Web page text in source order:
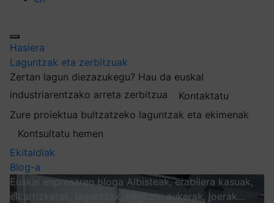
Hasiera
Laguntzak eta zerbitzuak
Zertan lagun diezazukegu? Hau da euskal
industriarentzako arreta zerbitzua
Kontaktatu
Zure proiektua bultzatzeko laguntzak eta ekimenak
Kontsultatu hemen
Ekitaldiak
Blog-a
Euskal enpresaren bloga Albisteak, erabilera kasuak,
elkarrizketak, laguntzak, negozio aukerak, joerak…